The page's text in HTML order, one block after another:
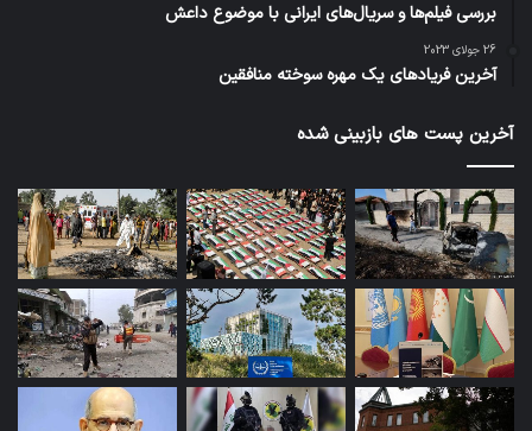
بررسی فیلم‌ها و سریال‌های ایرانی با موضوع داعش
26 جولای 2023
آخرین فریادهای یک مهره سوخته منافقین
آخرین پست های بازبینی شده